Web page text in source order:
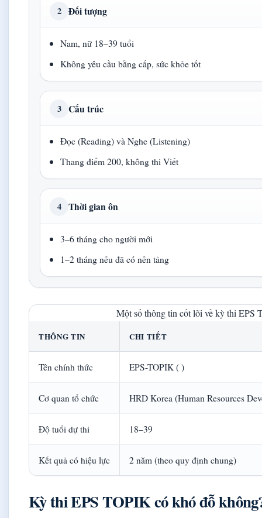
2 Đối tượng
Nam, nữ 18–39 tuổi
Không yêu cầu bằng cấp, sức khỏe tốt
3 Cấu trúc
Đọc (Reading) và Nghe (Listening)
Thang điểm 200, không thi Viết
4 Thời gian ôn
3–6 tháng cho người mới
1–2 tháng nếu đã có nền tảng
Một số thông tin cốt lõi về kỳ thi EPS
THÔNG TIN CHI TIẾT
Tên chính thức EPS-TOPIK ( )
Cơ quan tổ chức HRD Korea (Human Resources
Độ tuổi dự thi 18–39
Kết quả có hiệu lực 2 năm (theo quy định chung)
Kỳ thi EPS TOPIK có khó đỗ